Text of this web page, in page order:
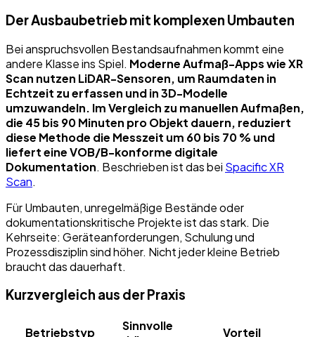
Der Ausbaubetrieb mit komplexen Umbauten
Bei anspruchsvollen Bestandsaufnahmen kommt eine
andere Klasse ins Spiel. Moderne Aufmaß-Apps wie XR
Scan nutzen LiDAR-Sensoren, um Raumdaten in
Echtzeit zu erfassen und in 3D-Modelle
umzuwandeln. Im Vergleich zu manuellen Aufmaßen,
die 45 bis 90 Minuten pro Objekt dauern, reduziert
diese Methode die Messzeit um 60 bis 70 % und
liefert eine VOB/B-konforme digitale
Dokumentation. Beschrieben ist das bei Spacific XR
Scan.
Für Umbauten, unregelmäßige Bestände oder
dokumentationskritische Projekte ist das stark. Die
Kehrseite: Geräteanforderungen, Schulung und
Prozessdisziplin sind höher. Nicht jeder kleine Betrieb
braucht das dauerhaft.
Kurzvergleich aus der Praxis
Betriebstyp
Sinnvolle
Vorteil